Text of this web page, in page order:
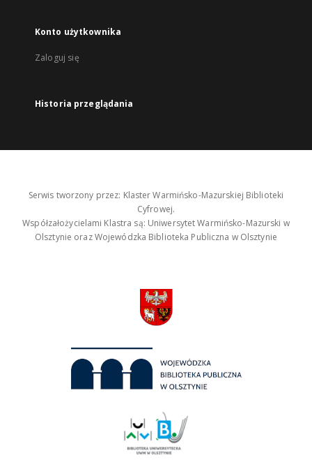
Konto użytkownika
Zaloguj się
Historia przeglądania
Serwis tworzony przez: Klaster Warmińsko-Mazurskiej Biblioteki
Cyfrowej.
Współzałożycielami Klastra są: Uniwersytet Warmińsko-Mazurski w
Olsztynie oraz Wojewódzka Biblioteka Publiczna w Olsztynie